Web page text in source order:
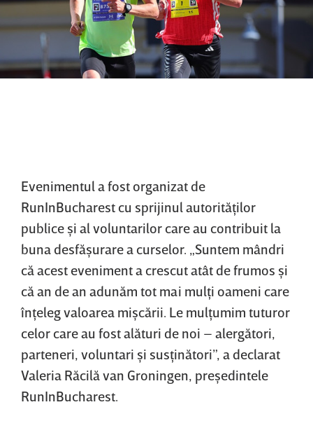
Evenimentul a fost organizat de
RunInBucharest cu sprijinul autorităţilor
publice şi al voluntarilor care au contribuit la
buna desfăşurare a curselor. „Suntem mândri
că acest eveniment a crescut atât de frumos şi
că an de an adunăm tot mai mulţi oameni care
înţeleg valoarea mişcării. Le mulţumim tuturor
celor care au fost alături de noi – alergători,
parteneri, voluntari şi susţinători”, a declarat
Valeria Răcilă van Groningen, preşedintele
RunInBucharest.